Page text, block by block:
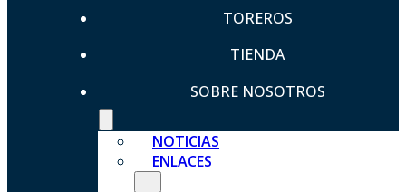
TOREROS
TIENDA
SOBRE NOSOTROS
NOTICIAS
ENLACES